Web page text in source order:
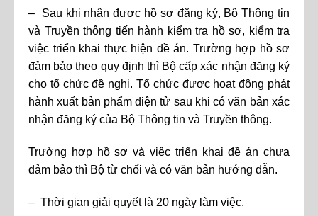
– Sau khi nhận được hồ sơ đăng ký, Bộ Thông tin
và Truyền thông tiến hành kiểm tra hồ sơ, kiểm tra
việc triển khai thực hiện đề án. Trường hợp hồ sơ
đảm bảo theo quy định thì Bộ cấp xác nhận đăng ký
cho tổ chức đề nghị. Tổ chức được hoạt động phát
hành xuất bản phẩm điện tử sau khi có văn bản xác
nhận đăng ký của Bộ Thông tin và Truyền thông.
Trường hợp hồ sơ và việc triển khai đề án chưa
đảm bảo thì Bộ từ chối và có văn bản hướng dẫn.
– Thời gian giải quyết là 20 ngày làm việc.